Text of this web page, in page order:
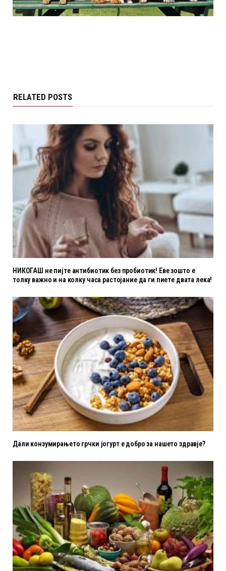
RELATED POSTS
НИКОГАШ не пијте антибиотик без пробиотик! Еве зошто е
толку важно и на колку часа растојание да ги пиете двата лека!
Дали конзумирањето грчки јогурт е добро за нашето здравје?